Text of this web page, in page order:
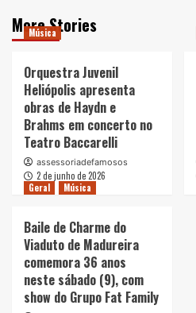
More Stories
Música
Orquestra Juvenil
Heliópolis apresenta
obras de Haydn e
Brahms em concerto no
Teatro Baccarelli
assessoriadefamosos
2 de junho de 2026
Geral
Música
Baile de Charme do
Viaduto de Madureira
comemora 36 anos
neste sábado (9), com
show do Grupo Fat Family